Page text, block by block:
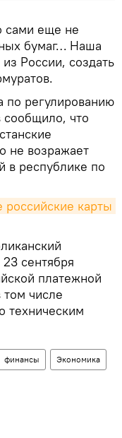
сами еще не
бумаг… Наша
России, создать
по регулированию
что
не возражает
в республике по
карты
сентября
платежной
числе
техническим
финансы Экономика